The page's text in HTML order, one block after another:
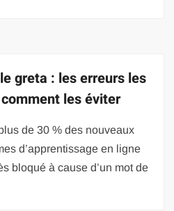
greta : les erreurs les
les éviter
de 30 % des nouveaux
d’apprentissage en ligne
bloqué à cause d’un mot de